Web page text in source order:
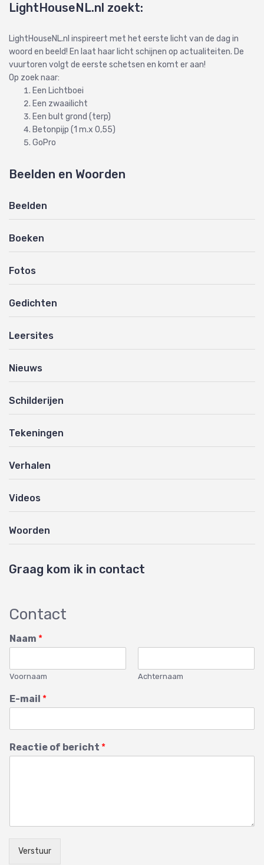
LightHouseNL.nl zoekt:
LightHouseNL.nl inspireert met het eerste licht van de dag in
woord en beeld! En laat haar licht schijnen op actualiteiten. De
vuurtoren volgt de eerste schetsen en komt er aan!
Op zoek naar:
Een Lichtboei
Een zwaailicht
Een bult grond (terp)
Betonpijp (1 m.x 0,55)
GoPro
Beelden en Woorden
Beelden
Boeken
Fotos
Gedichten
Leersites
Nieuws
Schilderijen
Tekeningen
Verhalen
Videos
Woorden
Graag kom ik in contact
Contact
Naam *
Voornaam Achternaam
E-mail *
Reactie of bericht *
Verstuur